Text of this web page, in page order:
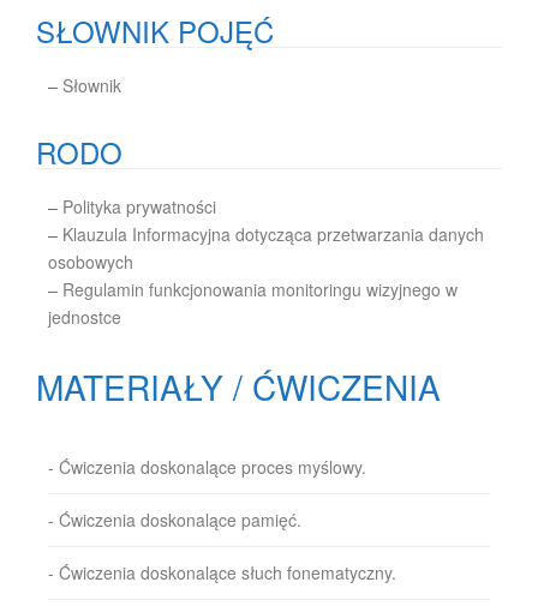
SŁOWNIK POJĘĆ
– Słownik
RODO
– Polityka prywatności
– Klauzula Informacyjna dotycząca przetwarzania danych
osobowych
– Regulamin funkcjonowania monitoringu wizyjnego w
jednostce
MATERIAŁY / ĆWICZENIA
- Ćwiczenia doskonalące proces myślowy.
- Ćwiczenia doskonalące pamięć.
- Ćwiczenia doskonalące słuch fonematyczny.